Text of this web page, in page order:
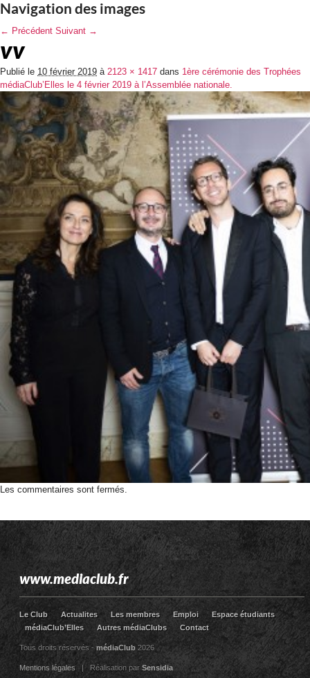
Navigation des images
← Précédent Suivant →
vv
Publié le 10 février 2019 à 2123 × 1417 dans 1ère cérémonie des Trophées
médiaClub’Elles le 4 février 2019 à l’Assemblée nationale.
Les commentaires sont fermés.
www.mediaclub.fr
Le Club Actualites Les membres Emploi
Espace étudiants
médiaClub’Elles
Autres médiaClubs Contact
Tous droits réservés - médiaClub2026
Mentions légales| Réalisation par Sensidia